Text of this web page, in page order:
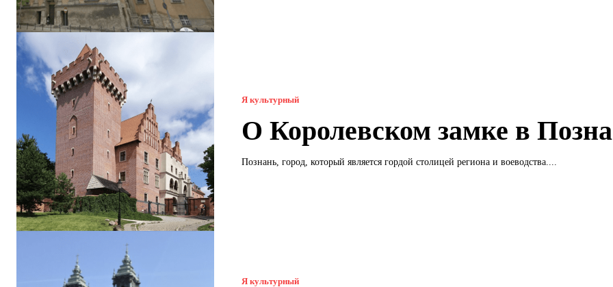
Я культурный
О Королевском замке в
Познань, город, который является гордой столицей региона и воеводства....
Я культурный